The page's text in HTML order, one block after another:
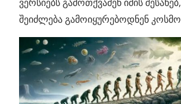
ვერსიებს გამოთქვამენ იმის
შეიძლება გამოიყურებოდნენ